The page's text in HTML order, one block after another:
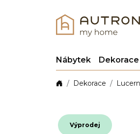
Nábytek Dekorace
Dekorace
Výprodej